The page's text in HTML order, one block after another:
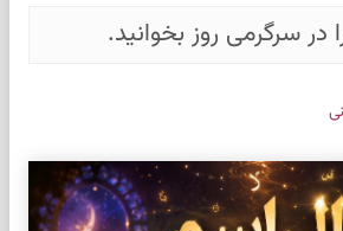
سرگرمی روز بخوانید.